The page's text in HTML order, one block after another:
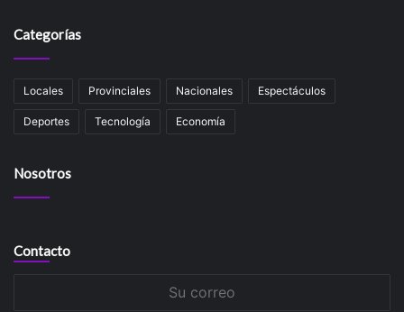
Categorías
Locales Provinciales Nacionales Espectáculos
Deportes Tecnología Economía
Nosotros
Contacto